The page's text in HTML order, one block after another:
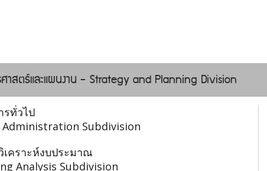
าสตร์และแผนงาน - Strategy and Planning Division
รทั่วไป
Administration Subdivision
เคราะห์งบประมาณ
Analysis Subdivision